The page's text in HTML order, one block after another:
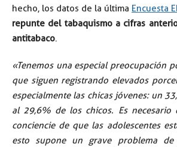
hecho, los datos de la última Encuesta
repunte del tabaquismo a cifras
antitabaco.
«Tenemos una especial preocupación
que siguen registrando elevados
especialmente las chicas jóvenes: un
al 29,6% de los chicos. Es necesario
conciencie de que las adolescentes
esto supone un grave problema